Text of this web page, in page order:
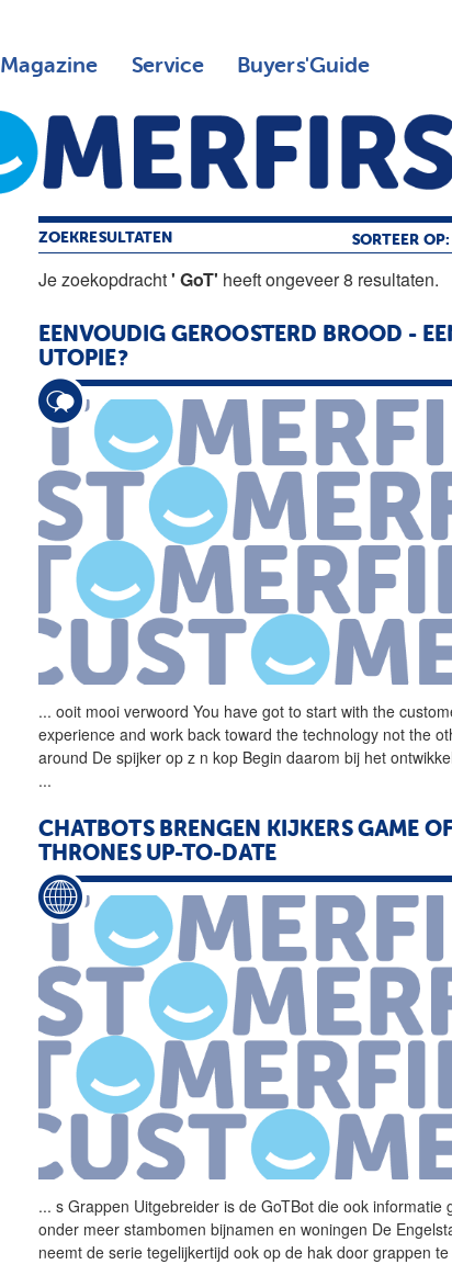
Magazine Service Buyers'Guide
ZOEKRESULTATEN SORTEER OP:
Je zoekopdracht' GoT' heeft ongeveer 8 resultaten.
EENVOUDIG GEROOSTERD BROOD -
UTOPIE?
... ooit mooi verwoord You havegot to start with the
experience and work back toward the technology not the
around De spijker op z n kop Begin daarom bij het
...
CHATBOTS BRENGEN KIJKERS GAME OF
THRONES UP-TO-DATE
... s Grappen Uitgebreider is de GoTBot die ook informatie
onder meer stambomen bijnamen en woningen De
neemt de serie tegelijkertijd ook op de hak door grappen